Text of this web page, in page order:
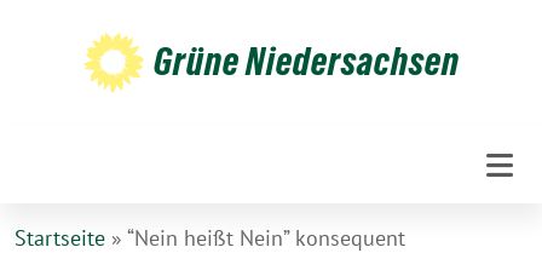
Grüne Niedersachsen
Startseite » “Nein heißt Nein” konsequent